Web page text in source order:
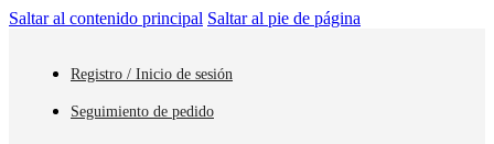
Saltar al contenido principal Saltar al pie de página
Registro / Inicio de sesión
Seguimiento de pedido